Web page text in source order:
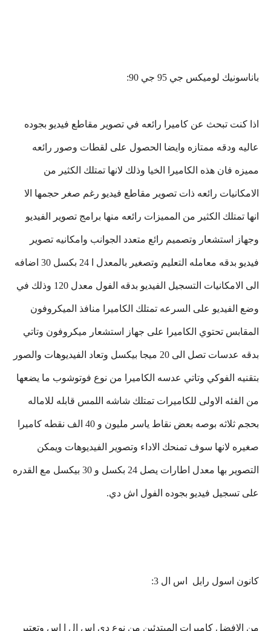
باناسونيك لوميكس جي 95 جي 90:
اذا كنت تبحث عن كاميرا رائعه في تصوير مقاطع فيديو بجوده
عاليه ودقه ممتازه وايضا الحصول على لقطات وصور رائعه
مميزه فان هذه الكاميرا الخيا وذلك لانها تمتلك الكثير من
الامكانيات رائعه ذات تصوير مقاطع فيديو رغم صغر حجمها الا
انها تمتلك الكثير من المميزات رائعه منها برامج تصوير الفيديو
وجهاز استشعار وتصميم رائع متعدد الجوانب وامكانيه تصوير
فيديو بدقه معامله التعليم وتصغير بالمعدل ا 24 بكسل 30 اضافه
الى الامكانيات التسجيل الفيديو بدقه الفول معدل 120 وذلك في
وضع الفيديو على السرعه تمتلك الكاميرا منافذ الميكروفون
المقابس تحتوي الكاميرا على جهاز استشعار ميكروفون وتاتي
بدقه عدسات تصل الى 20 ميجا بيكسل وتعاد الفيديوهات والصور
بتقنيه الفوكي وتاتي عدسه الكاميرا من نوع فوتوشوب ما يضعها
من الفئه الاولى للكاميرات تمتلك شاشه اللمس قابله للاماله
بحجم ثلاثه بوصه بعض نقاط ياسر مليون و 40 الف نقطه كاميرا
صغيره لانها سوف تمنحك الاداء وتصوير الفيديوهات ويمكن
التصوير بها معدل اطارات يصل 24 بكسل و 30 بيكسل مع القدره
على تسجيل فيديو بجوده الفول اش دي.
كانون اسول رابل اس ال 3:
من الافضل كاميرات المبتدئين من نوع دي اس ال ا اس وتعتبر